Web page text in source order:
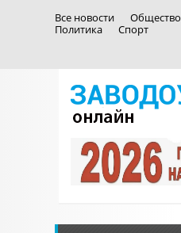
Все новости Общество
Политика
Спорт